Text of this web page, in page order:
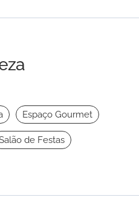
Espaço Gourmet
de Festas